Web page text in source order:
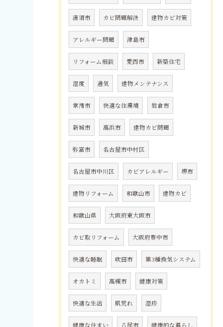
清須市 カビ問題解決 建物カビ対策
アレルギー問題 津島市
リフォーム相談 愛西市 新築住宅
湿度 通気 建物メンテナンス
常滑市 快適な住環境 岩倉市
新城市 高浜市 建物カビ問題
弥富市 名古屋市中村区
名古屋市中川区 カビアレルギー 堺市
建物リフォーム 和歌山市 建物カビ
和歌山県 大阪府東大阪市
カビ取リフォーム 大阪府豊中市
快適な睡眠 吹田市 第3種換気システム
オカトミ 高槻市 健康対策
快適な生活 肌荒れ 湿疹
健康な住まい 八尾市 健康的な暮らし